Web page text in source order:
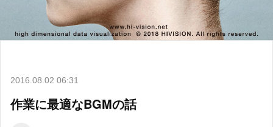
2016.08.02 06:31
作業に最適なBGMの話